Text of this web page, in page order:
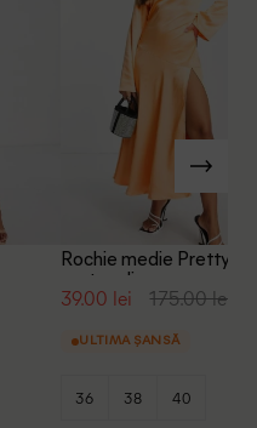
Rochie medie Pretty
portocaliu
39.00 lei 175.00 lei
ULTIMA ȘANSĂ
36 38 40